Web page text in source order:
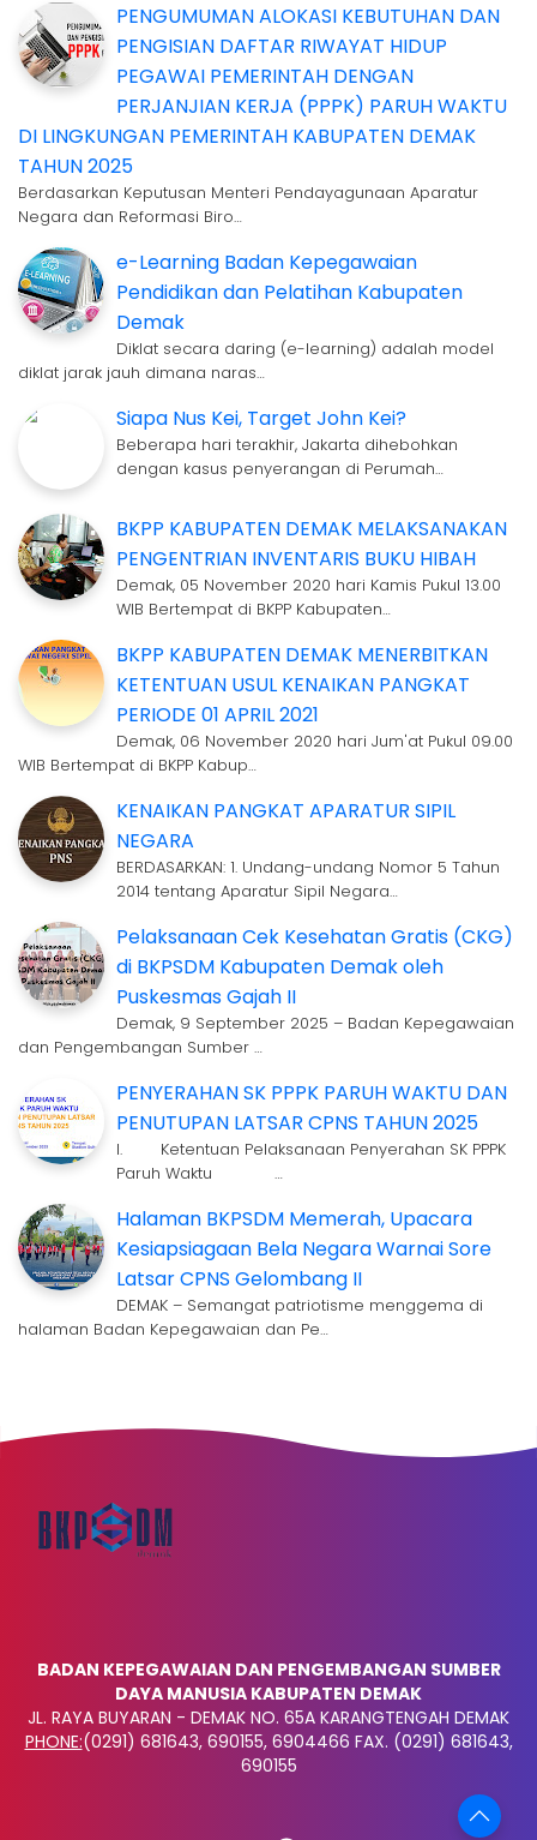
PENGUMUMAN ALOKASI KEBUTUHAN DAN
PENGISIAN DAFTAR RIWAYAT HIDUP
PEGAWAI PEMERINTAH DENGAN
PERJANJIAN KERJA (PPPK) PARUH WAKTU
DI LINGKUNGAN PEMERINTAH KABUPATEN DEMAK
TAHUN 2025
Berdasarkan Keputusan Menteri Pendayagunaan Aparatur
Negara dan Reformasi Biro…
e-Learning Badan Kepegawaian
Pendidikan dan Pelatihan Kabupaten
Demak
Diklat secara daring (e-learning) adalah model
diklat jarak jauh dimana naras…
Siapa Nus Kei, Target John Kei?
Beberapa hari terakhir, Jakarta dihebohkan
dengan kasus penyerangan di Perumah…
BKPP KABUPATEN DEMAK MELAKSANAKAN
PENGENTRIAN INVENTARIS BUKU HIBAH
Demak, 05 November 2020 hari Kamis Pukul 13.00
WIB Bertempat di BKPP Kabupaten…
BKPP KABUPATEN DEMAK MENERBITKAN
KETENTUAN USUL KENAIKAN PANGKAT
PERIODE 01 APRIL 2021
Demak, 06 November 2020 hari Jum'at Pukul 09.00
WIB Bertempat di BKPP Kabup…
KENAIKAN PANGKAT APARATUR SIPIL
NEGARA
BERDASARKAN: 1. Undang-undang Nomor 5 Tahun
2014 tentang Aparatur Sipil Negara…
Pelaksanaan Cek Kesehatan Gratis (CKG)
di BKPSDM Kabupaten Demak oleh
Puskesmas Gajah II
Demak, 9 September 2025 – Badan Kepegawaian
dan Pengembangan Sumber …
PENYERAHAN SK PPPK PARUH WAKTU DAN
PENUTUPAN LATSAR CPNS TAHUN 2025
I. Ketentuan Pelaksanaan Penyerahan SK PPPK
Paruh Waktu …
Halaman BKPSDM Memerah, Upacara
Kesiapsiagaan Bela Negara Warnai Sore
Latsar CPNS Gelombang II
DEMAK – Semangat patriotisme menggema di
halaman Badan Kepegawaian dan Pe…
BADAN KEPEGAWAIAN DAN PENGEMBANGAN SUMBER
DAYA MANUSIA KABUPATEN DEMAK
JL. RAYA BUYARAN - DEMAK NO. 65A KARANGTENGAH DEMAK
PHONE:(0291) 681643, 690155, 6904466 FAX. (0291) 681643,
690155